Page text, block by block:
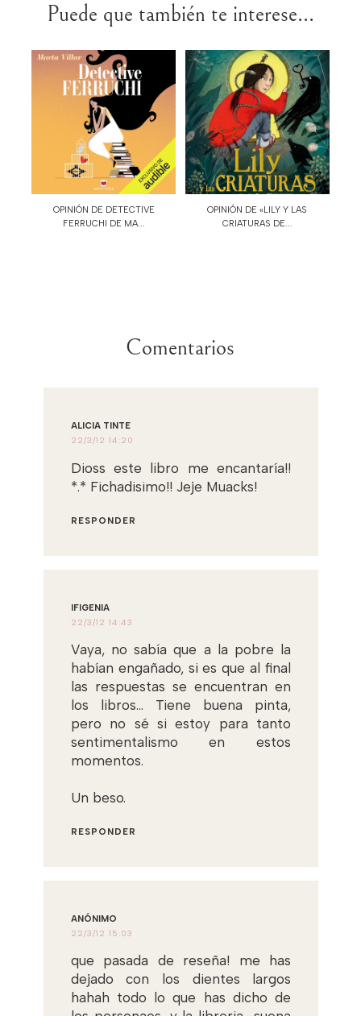
Puede que también te interese...
OPINIÓN DE DETECTIVE
FERRUCHI DE MA...
OPINIÓN DE «LILY Y LAS
CRIATURAS DE...
Comentarios
ALICIA TINTE
22/3/12 14:20
Dioss este libro me encantaría!!
*.* Fichadisimo!! Jeje Muacks!
RESPONDER
IFIGENIA
22/3/12 14:43
Vaya, no sabía que a la pobre la
habían engañado, si es que al final
las respuestas se encuentran en
los libros... Tiene buena pinta,
pero no sé si estoy para tanto
sentimentalismo en estos
momentos.
Un beso.
RESPONDER
ANÓNIMO
22/3/12 15:03
que pasada de reseña! me has
dejado con los dientes largos
hahah todo lo que has dicho de